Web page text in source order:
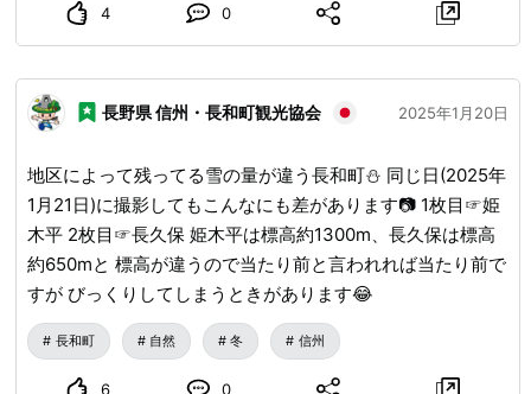
4 0
長野県 信州・長和町観光協会 2025年1月20日
地区によって残ってる雪の量が違う長和町⛄ 同じ日(2025年
1月21日)に撮影してもこんなにも差があります📷 1枚目☞姫
木平 2枚目☞長久保 姫木平は標高約1300m、長久保は標高
約650mと 標高が違うので当たり前と言われれば当たり前で
すが びっくりしてしまうときがあります😂
長和町 自然 冬 信州
6 0